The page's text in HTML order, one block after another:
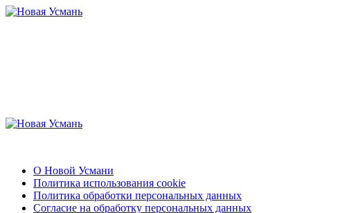
Перейти
Основное
О Новой Усмани
Политика использования cookie
Политика обработки персональных данных
Согласие на обработку персональных данных